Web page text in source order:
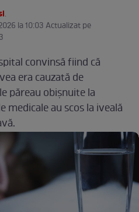
.
la 10:03 Actualizat pe
convinsă fiind că
era cauzată de
păreau obișnuite la
au scos la iveală